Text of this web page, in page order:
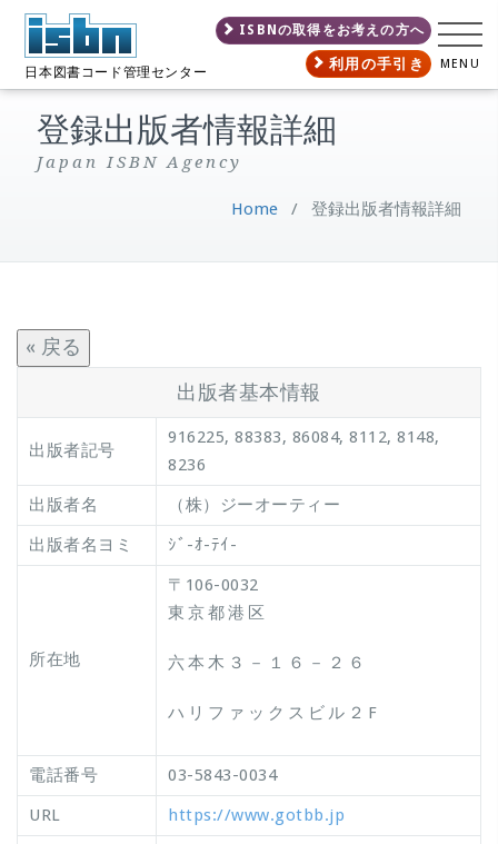
日本図書コード管理センター MENU
ISBNの取得をお考えの方へ
利用の手引き
登録出版者情報詳細
Japan ISBN Agency
Home / 登録出版者情報詳細
« 戻る
出版者基本情報
出版者記号
916225, 88383, 86084, 8112, 8148,
8236
出版者名
（株）ジーオーティー
出版者名ヨミ
ｼﾞ-ｵ-ﾃｲ-
所在地
〒106-0032
東京都港区
六本木３－１６－２６
ハリファックスビル２F
電話番号
03-5843-0034
URL
https://www.gotbb.jp